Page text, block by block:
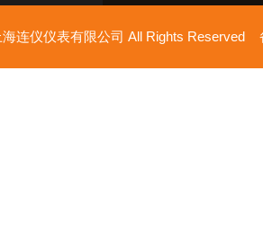
海连仪仪表有限公司 All Rights Reserved